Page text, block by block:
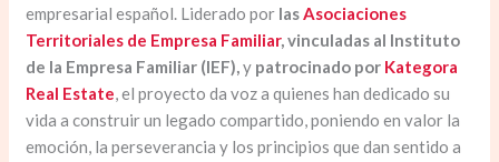
empresarial español. Liderado por lasAsociaciones
Territoriales de Empresa Familiar, vinculadas al Instituto
de la Empresa Familiar (IEF),y patrocinado por Kategora
Real Estate, el proyecto da voz a quienes han dedicado su
vida a construir un legado compartido, poniendo en valor la
emoción, la perseverancia y los principios que dan sentido a